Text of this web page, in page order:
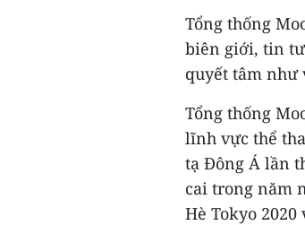
Tổng thống
biên giới, tin
quyết tâm như
Tổng thống
lĩnh vực thể
tạ Đông Á lần
cai trong năm
Hè Tokyo